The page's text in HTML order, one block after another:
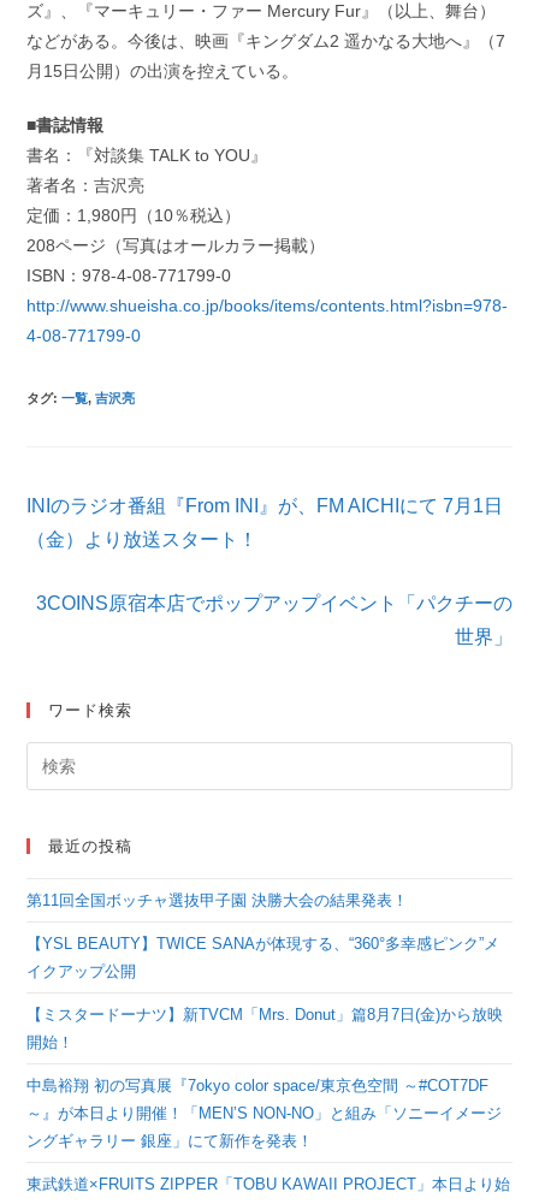
ズ』、『マーキュリー・ファー Mercury Fur』（以上、舞台）
などがある。今後は、映画『キングダム2 遥かなる大地へ』（7
月15日公開）の出演を控えている。
■書誌情報
書名：『対談集 TALK to YOU』
著者名：吉沢亮
定価：1,980円（10％税込）
208ページ（写真はオールカラー掲載）
ISBN：978-4-08-771799-0
http://www.shueisha.co.jp/books/items/contents.html?isbn=978-
4-08-771799-0
タグ:一覧, 吉沢亮
の
他
事
INIのラジオ番組『From INI』が、FM AICHIにて 7月1日
（金）より放送スタート！
3COINS原宿本店でポップアップイベント「パクチーの
世界」
ワード検索
最近の投稿
第11回全国ボッチャ選抜甲子園 決勝大会の結果発表！
【YSL BEAUTY】TWICE SANAが体現する、“360°多幸感ピンク”メ
イクアップ公開
【ミスタードーナツ】新TVCM「Mrs. Donut」篇8月7日(金)から放映
開始！
中島裕翔 初の写真展『7okyo color space/東京色空間 ～#COT7DF
～』が本日より開催！「MEN’S NON-NO」と組み「ソニーイメージ
ングギャラリー 銀座」にて新作を発表！
東武鉄道×FRUITS ZIPPER「TOBU KAWAII PROJECT」本日より始